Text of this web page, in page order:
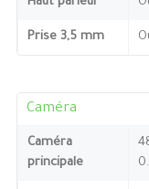
Prise 3,5 mm
Caméra
Caméra
principale